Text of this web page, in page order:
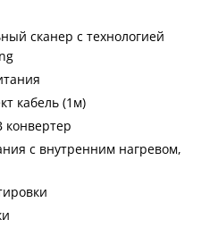
сканер с технологией
кабель (1м)
конвертер
с внутренним нагревом,